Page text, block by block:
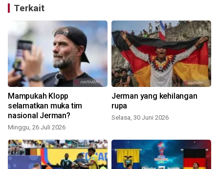
Terkait
Mampukah Klopp
selamatkan muka tim
nasional Jerman?
Minggu, 26 Juli 2026
Jerman yang kehilangan
rupa
Selasa, 30 Juni 2026